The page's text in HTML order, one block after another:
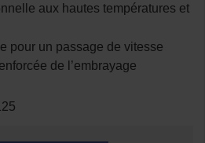
aux hautes températures et
un passage de vitesse
de l’embrayage